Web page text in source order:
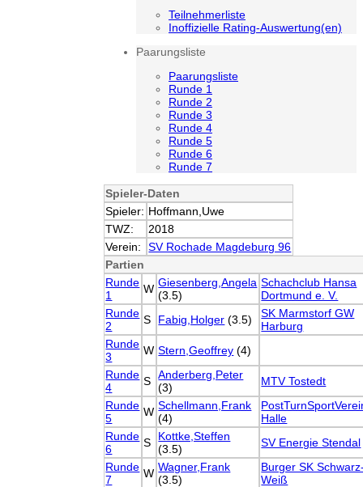
Teilnehmerliste
Inoffizielle Rating-Auswertung(en)
Paarungsliste
Paarungsliste
Runde 1
Runde 2
Runde 3
Runde 4
Runde 5
Runde 6
Runde 7
Spieler-Daten
Spieler: Hoffmann,Uwe
TWZ:
2018
Verein:
SV Rochade Magdeburg 96
Partien
Runde
1
W Giesenberg,Angela
(3.5)
Schachclub Hansa
Dortmund e. V.
Runde
2
S Fabig,Holger (3.5)
SK Marmstorf GW
Harburg
Runde
3
W Stern,Geoffrey (4)
Runde
4
S Anderberg,Peter
(3)
MTV Tostedt
Runde
5
W Schellmann,Frank
(4)
Halle
Runde
6
S
Kottke,Steffen
(3.5)
SV Energie Stendal
Runde
7
W Wagner,Frank
(3.5)
Burger SK
Weiß